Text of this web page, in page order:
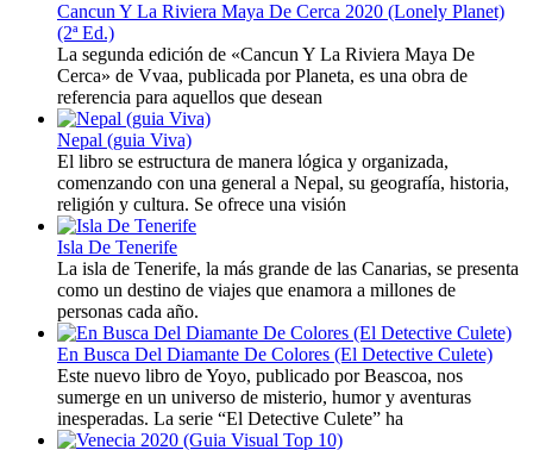
Cancun Y La Riviera Maya De Cerca 2020 (Lonely Planet)
(2ª Ed.)
La segunda edición de «Cancun Y La Riviera Maya De
Cerca» de Vvaa, publicada por Planeta, es una obra de
referencia para aquellos que desean
Nepal (guia Viva)
El libro se estructura de manera lógica y organizada,
comenzando con una general a Nepal, su geografía, historia,
religión y cultura. Se ofrece una visión
Isla De Tenerife
La isla de Tenerife, la más grande de las Canarias, se presenta
como un destino de viajes que enamora a millones de
personas cada año.
En Busca Del Diamante De Colores (El Detective Culete)
Este nuevo libro de Yoyo, publicado por Beascoa, nos
sumerge en un universo de misterio, humor y aventuras
inesperadas. La serie “El Detective Culete” ha